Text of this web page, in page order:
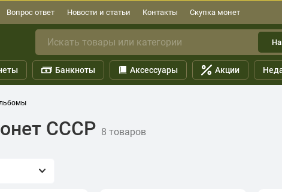
Вопрос ответ Новости и статьи Контакты Скупка монет
Банкноты Аксессуары Акции
СССР 8 товаров